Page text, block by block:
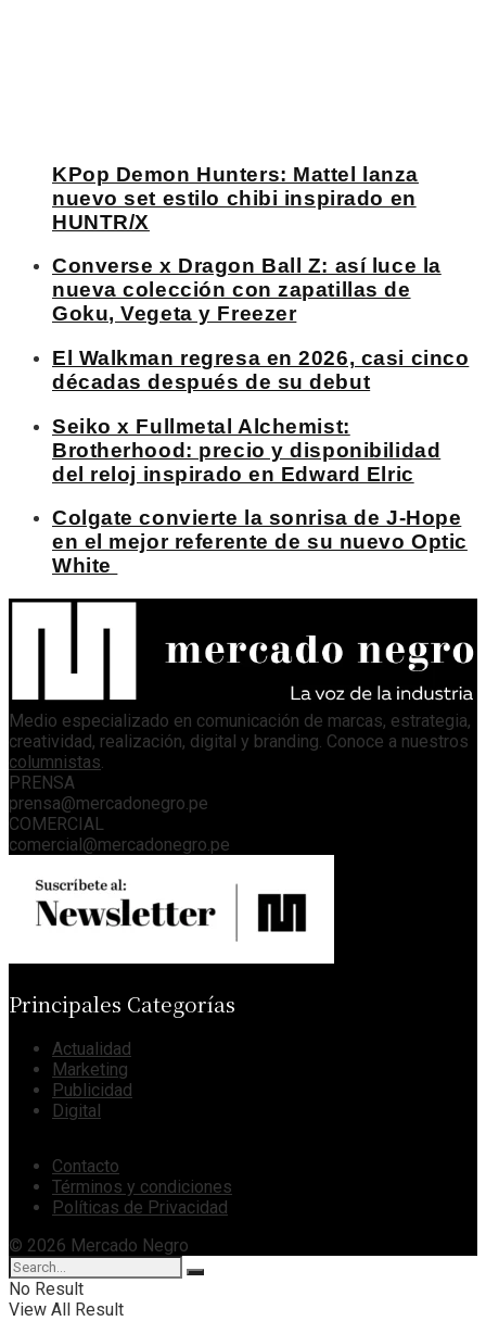
KPop Demon Hunters: Mattel lanza
nuevo set estilo chibi inspirado en
HUNTR/X
Converse x Dragon Ball Z: así luce la
nueva colección con zapatillas de
Goku, Vegeta y Freezer
El Walkman regresa en 2026, casi cinco
décadas después de su debut
Seiko x Fullmetal Alchemist:
Brotherhood: precio y disponibilidad
del reloj inspirado en Edward Elric
Colgate convierte la sonrisa de J-Hope
en el mejor referente de su nuevo Optic
White
Medio especializado en comunicación de marcas, estrategia,
creatividad, realización, digital y branding. Conoce a nuestros
columnistas.
PRENSA
prensa@mercadonegro.pe
COMERCIAL
comercial@mercadonegro.pe
Principales Categorías
Actualidad
Marketing
Publicidad
Digital
Contacto
Términos y condiciones
Políticas de Privacidad
© 2026 Mercado Negro
No Result
View All Result